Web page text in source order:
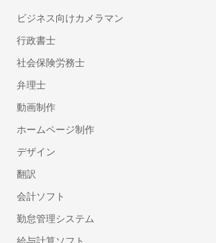
離職防止・定着率向上ツール
360度評価・多面評価システム
社食サービス
採用代行・採用アウトソーシング(RPO)
人材紹介サービス(中途採用)
顧問紹介サービス
採用コンサルティング
ハラスメント対策サービス
プログラミング研修
管理職研修
法人向け英語研修
ビジネス向けカメラマン
行政書士
社会保険労務士
弁理士
動画制作
ホームページ制作
デザイン
翻訳
会計ソフト
勤怠管理システム
給与計算ソフト